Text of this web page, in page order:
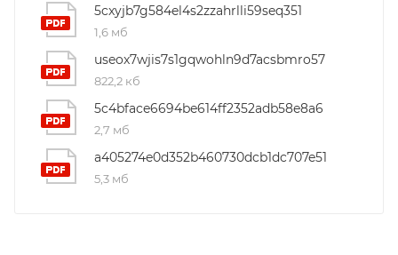
5cxyjb7g584el4s2zzahrlli59seq351
1,6 мб
useox7wjis7s1gqwohln9d7acsbmro57
822,2 кб
5c4bface6694be614ff2352adb58e8a6
2,7 мб
a405274e0d352b460730dcb1dc707e51
5,3 мб